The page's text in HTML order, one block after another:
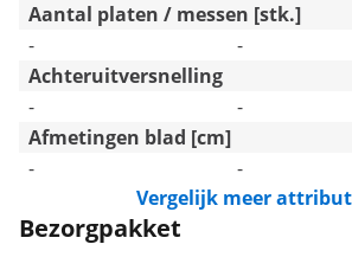
Aantal platen / messen [stk.]
-
-
Achteruitversnelling
-
-
Afmetingen blad [cm]
-
-
Vergelijk meer
Bezorgpakket